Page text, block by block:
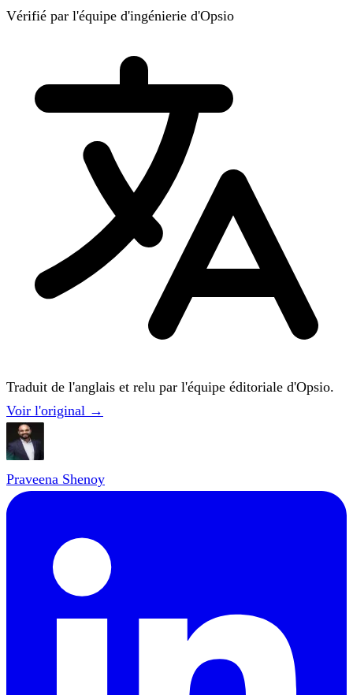
Vérifié par l'équipe d'ingénierie d'Opsio
Traduit de l'anglais et relu par l'équipe éditoriale d'Opsio.
Voir l'original →
Praveena Shenoy